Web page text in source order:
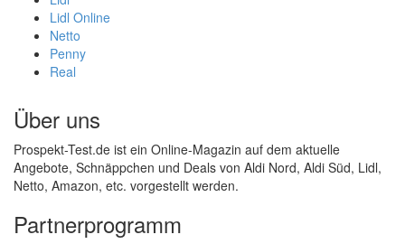
Lidl Online
Netto
Penny
Real
Über uns
Prospekt-Test.de ist ein Online-Magazin auf dem aktuelle
Angebote, Schnäppchen und Deals von Aldi Nord, Aldi Süd, Lidl,
Netto, Amazon, etc. vorgestellt werden.
Partnerprogramm